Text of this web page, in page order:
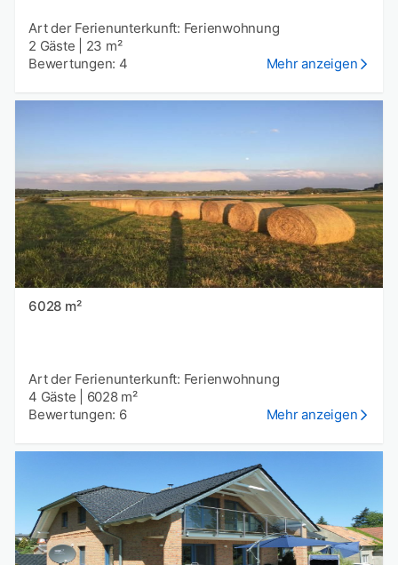
Art der Ferienunterkunft: Ferienwohnung
2 Gäste
23 m²
Bewertungen: 4
Mehr anzeigen
6028 m²
Art der Ferienunterkunft: Ferienwohnung
4 Gäste
6028 m²
Bewertungen: 6
Mehr anzeigen